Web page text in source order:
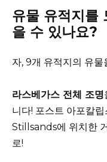
유물 유적지를
을 수 있나요?
자, 9개 유적지의 유
라스베가스 전체 조명
니다! 포스트 아포칼
Stillsands에 위치한
로!